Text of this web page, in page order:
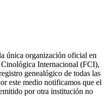
única organización oficial en
Internacional (FCI),
genealógico de todas las
este medio notificamos que el
por otra institución no